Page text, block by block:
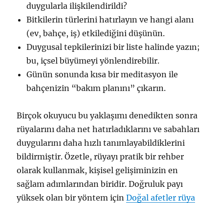
duygularla ilişkilendirildi?
Bitkilerin türlerini hatırlayın ve hangi alanı
(ev, bahçe, iş) etkilediğini düşünün.
Duygusal tepkilerinizi bir liste halinde yazın;
bu, içsel büyümeyi yönlendirebilir.
Günün sonunda kısa bir meditasyon ile
bahçenizin “bakım planını” çıkarın.
Birçok okuyucu bu yaklaşımı denedikten sonra
rüyalarını daha net hatırladıklarını ve sabahları
duygularını daha hızlı tanımlayabildiklerini
bildirmiştir. Özetle, rüyayı pratik bir rehber
olarak kullanmak, kişisel gelişiminizin en
sağlam adımlarından biridir. Doğruluk payı
yüksek olan bir yöntem içinDoğal afetler rüya